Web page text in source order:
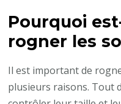
Pourquoi
rogner les
Il est important de
plusieurs raisons. Tout